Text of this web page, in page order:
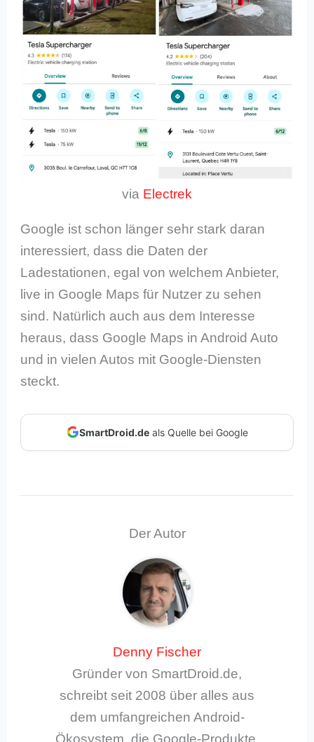
via Electrek
Google ist schon länger sehr stark daran
interessiert, dass die Daten der
Ladestationen, egal von welchem Anbieter,
live in Google Maps für Nutzer zu sehen
sind. Natürlich auch aus dem Interesse
heraus, dass Google Maps in Android Auto
und in vielen Autos mit Google-Diensten
steckt.
SmartDroid.deals Quelle bei Google
Der Autor
Denny Fischer
Gründer von SmartDroid.de,
schreibt seit 2008 über alles aus
dem umfangreichen Android-
Ökosystem, die Google-Produkte,